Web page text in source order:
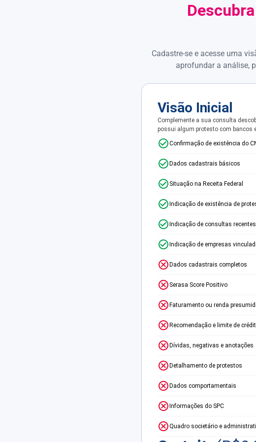
Descubra
Cadastre-se e acesse uma
aprofundar a análise,
Visão Inicial
Complemente a sua consulta
possui algum protesto com bancos
Confirmação de existência do
Dados cadastrais básicos
Situação na Receita Federal
Indicação de existência de
Indicação de consultas recentes
Indicação de empresas
Dados cadastrais completos
Serasa Score Positivo
Faturamento ou renda
Recomendação e limite de
Dívidas, negativas e anotações
Detalhamento de protestos
Dados comportamentais
Informações do SPC
Quadro societário e